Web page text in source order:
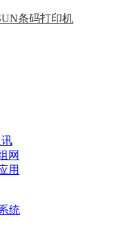
条码打印机
网
用
统